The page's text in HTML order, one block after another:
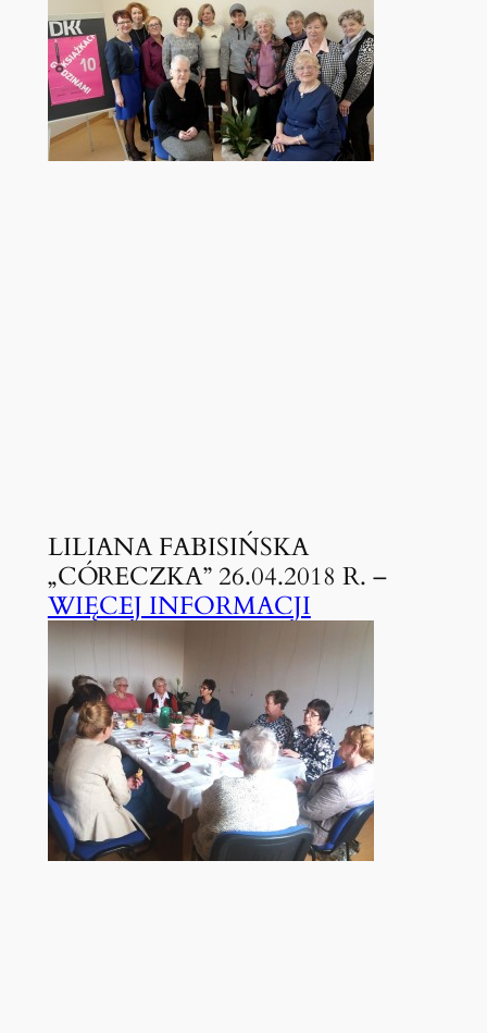
LILIANA FABISIŃSKA
„CÓRECZKA” 26.04.2018 R. –
WIĘCEJ INFORMACJI